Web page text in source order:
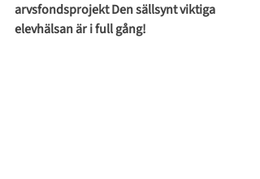
arvsfondsprojekt Den sällsynt viktiga
elevhälsan är i full gång!